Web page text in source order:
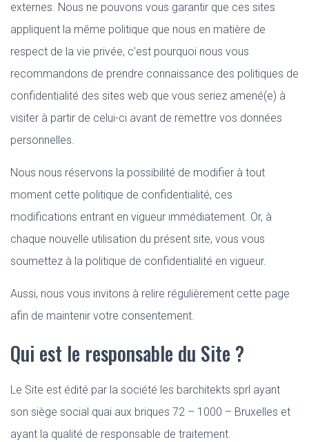
externes. Nous ne pouvons vous garantir que ces sites
appliquent la même politique que nous en matière de
respect de la vie privée, c’est pourquoi nous vous
recommandons de prendre connaissance des politiques de
confidentialité des sites web que vous seriez amené(e) à
visiter à partir de celui-ci avant de remettre vos données
personnelles.
Nous nous réservons la possibilité de modifier à tout
moment cette politique de confidentialité, ces
modifications entrant en vigueur immédiatement. Or, à
chaque nouvelle utilisation du présent site, vous vous
soumettez à la politique de confidentialité en vigueur.
Aussi, nous vous invitons à relire régulièrement cette page
afin de maintenir votre consentement.
Qui est le responsable du Site ?
Le Site est édité par la société les barchitekts sprl ayant
son siège social quai aux briques 72 – 1000 – Bruxelles et
ayant la qualité de responsable de traitement.